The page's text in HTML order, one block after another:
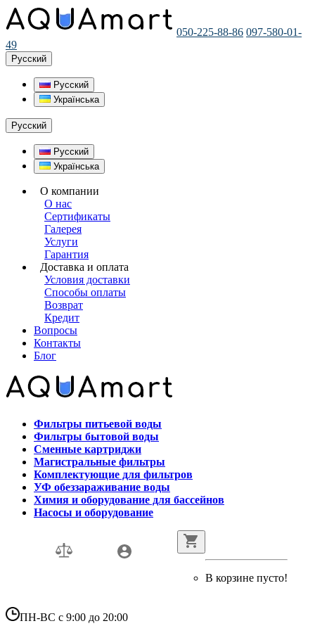
050-225-88-86 097-580-01-
49
Русский
Русский
Українська
Русский
Русский
Українська
О компании
О нас
Сертификаты
Галерея
Услуги
Гарантия
Доставка и оплата
Условия доставки
Способы оплаты
Возврат
Кредит
Вопросы
Контакты
Блог
Фильтры питьевой воды
Фильтры бытовой воды
Сменные картриджи
Магистральные фильтры
Комплектующие для фильтров
УФ обеззараживание воды
Химия и оборудование для бассейнов
Насосы и оборудование
В корзине пусто!
ПН-ВС с 9:00 до 20:00